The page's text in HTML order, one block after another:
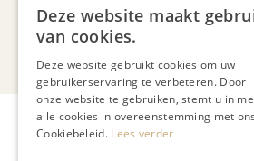
Gerelateerd
Deze website maakt
van cookies.
Deze website gebruikt cookies om uw
gebruikerservaring te verbeteren. Door
onze website te gebruiken, stemt u in
alle cookies in overeenstemming met ons
Cookiebeleid. Lees verder